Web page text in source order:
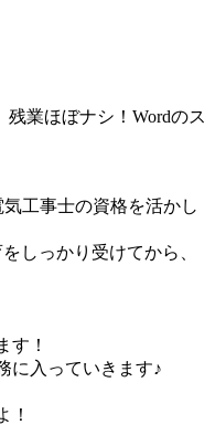
残業ほぼナシ！Wordのス
工事士の資格を活かし
しっかり受けてから、
す！
に入っていきます♪
！